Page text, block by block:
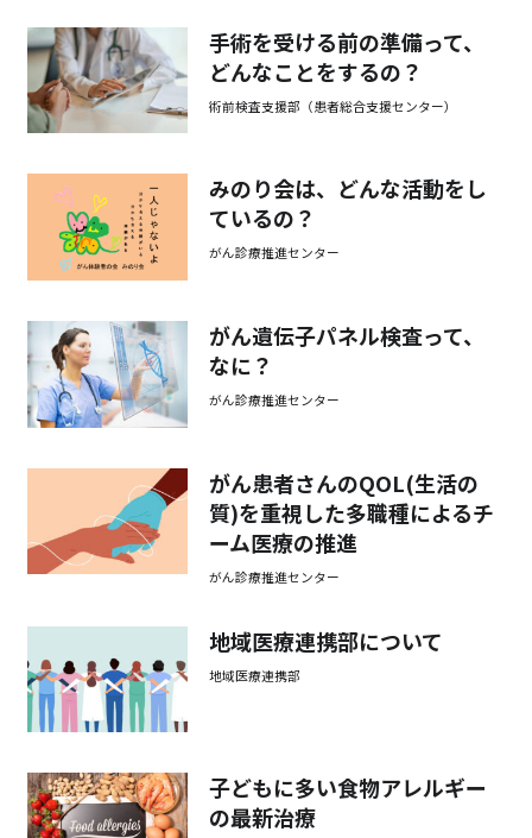
手術を受ける前の準備って、
どんなことをするの？
術前検査支援部（患者総合支援センター）
みのり会は、どんな活動をし
ているの？
がん診療推進センター
がん遺伝子パネル検査って、
なに？
がん診療推進センター
がん患者さんのQOL(生活の
質)を重視した多職種によるチ
ーム医療の推進
がん診療推進センター
地域医療連携部について
地域医療連携部
子どもに多い食物アレルギー
の最新治療